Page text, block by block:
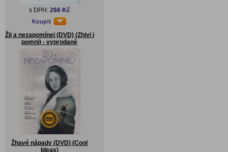
s DPH: 266 Kč
Žij a nezapomínej (DVD) (Zhivi i
pomni) - vyprodané
Žhavé nápady (DVD) (Cool
Ideas)